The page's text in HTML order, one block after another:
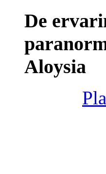
De
Aloysia